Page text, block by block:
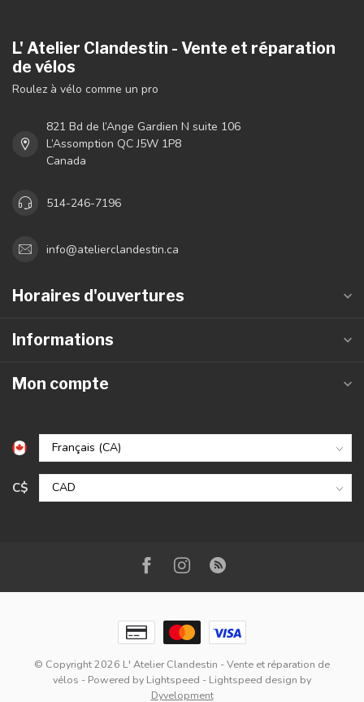
L' Atelier Clandestin - Vente et réparation
de vélos
Roulez à vélo comme un pro
821 Bd de l’Ange Gardien N suite 106
L’Assomption QC J5W 1P8
Canada
514-246-7196
info@atelierclandestin.ca
Horaires d'ouvertures
Informations
Mon compte
C$
© Copyright 2026 L' Atelier Clandestin - Vente et réparation de
vélos - Powered by Lightspeed - Lightspeed design by
Dyvelopment